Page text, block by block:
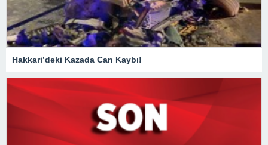
Hakkari’deki Kazada Can Kaybı!